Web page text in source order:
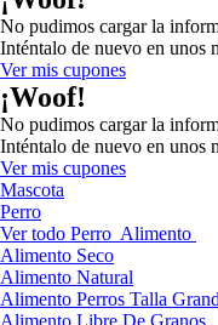
No pudimos cargar la
Inténtalo de nuevo en unos
Ver mis cupones
¡Woof!
No pudimos cargar la
Inténtalo de nuevo en unos
Ver mis cupones
Mascota
Perro
Ver todo Perro Alimento
Alimento Seco
Alimento Natural
Alimento Perros Talla
Alimento Libre De Granos